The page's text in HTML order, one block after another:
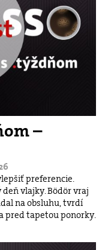
–
preferencie.
vlajky. Bödör vraj
na obsluhu, tvrdí
pred tapetou ponorky.